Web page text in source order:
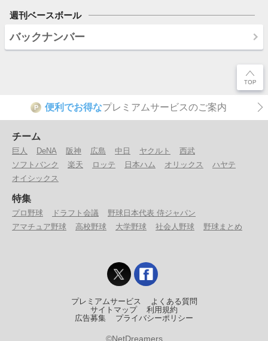
週刊ベースボール
バックナンバー
P 便利でお得なプレミアムサービスのご案内
チーム
巨人 DeNA 阪神 広島 中日 ヤクルト
西武
ソフトバンク
楽天 ロッテ 日本ハム オリックス
ハヤテ
オイシックス
特集
プロ野球 ドラフト会議
野球日本代表 侍ジャパン
アマチュア野球
高校野球 大学野球 社会人野球 野球まとめ
プレミアムサービス
よくある質問
サイトマップ
利用規約
広告募集
プライバシーポリシー
©NetDreamers